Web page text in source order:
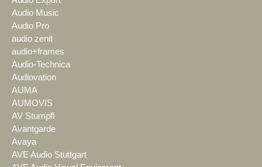
Audio Music
Audio Pro
audio zenit
audio+frames
Audio-Technica
Audiovation
AUMA
AUMOVIS
AV Stumpfl
Avantgarde
Avaya
AVE Audio Stuttgart